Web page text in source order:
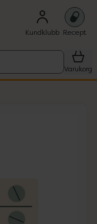
Kundklubb Recept
Varukorg